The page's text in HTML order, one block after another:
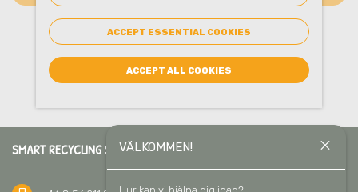
VÄLKOMMEN! close
Hur kan vi hjälpa dig idag?
SMART RECYCLING SVERIGE AB
ACCEPT ESSENTIAL COOKIES
ACCEPT ALL COOKIES